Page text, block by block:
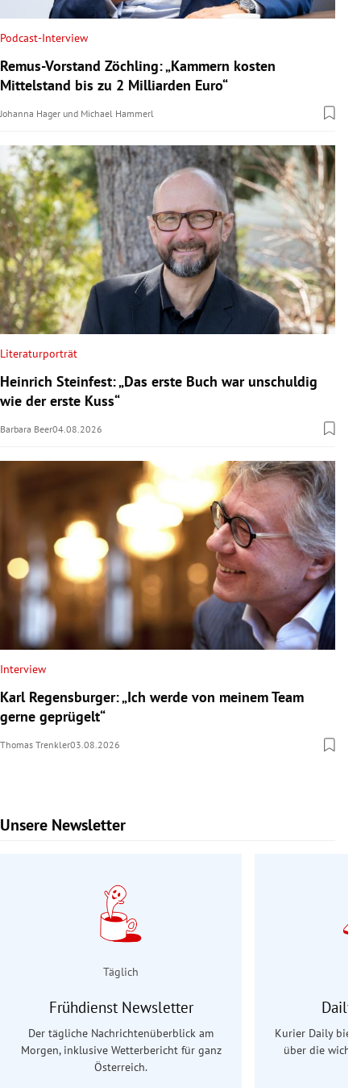
Podcast-Interview
Remus-Vorstand Zöchling: „Kammern kosten
Mittelstand bis zu 2 Milliarden Euro“
Johanna Hager und Michael Hammerl
Literaturporträt
Heinrich Steinfest: „Das erste Buch war unschuldig
wie der erste Kuss“
Barbara Beer04.08.2026
Interview
Karl Regensburger: „Ich werde von meinem Team
gerne geprügelt“
Thomas Trenkler03.08.2026
Unsere Newsletter
Slide 1 von 9
Täglich
Frühdienst Newsletter
Der tägliche Nachrichtenüberblick am
Morgen, inklusive Wetterbericht für ganz
Österreich.
Daily
Kurier Daily
über die